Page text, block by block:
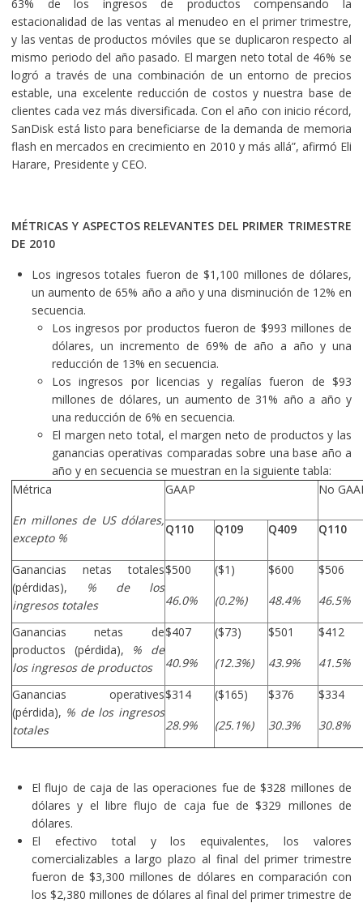
63% de los ingresos de productos compensando la
estacionalidad de las ventas al menudeo en el primer trimestre,
y las ventas de productos móviles que se duplicaron respecto al
mismo periodo del año pasado. El margen neto total de 46% se
logró a través de una combinación de un entorno de precios
estable, una excelente reducción de costos y nuestra base de
clientes cada vez más diversificada. Con el año con inicio récord,
SanDisk está listo para beneficiarse de la demanda de memoria
flash en mercados en crecimiento en 2010 y más allá”, afirmó Eli
Harare, Presidente y CEO.
MÉTRICAS Y ASPECTOS RELEVANTES DEL PRIMER TRIMESTRE
DE 2010
Los ingresos totales fueron de $1,100 millones de dólares,
un aumento de 65% año a año y una disminución de 12% en
secuencia.
Los ingresos por productos fueron de $993 millones de
dólares, un incremento de 69% de año a año y una
reducción de 13% en secuencia.
Los ingresos por licencias y regalías fueron de $93
millones de dólares, un aumento de 31% año a año y
una reducción de 6% en secuencia.
El margen neto total, el margen neto de productos y las
ganancias operativas comparadas sobre una base año a
año y en secuencia se muestran en la siguiente tabla:
Métrica
En millones de US dólares,
excepto %
GAAP No
Q110 Q109 Q409 Q110
Ganancias netas totales
(pérdidas),
% de los
ingresos totales
$500
46.0%
($1)
(0.2%)
$600
48.4%
$506
46.5%
Ganancias netas de
productos (pérdida), % de
los ingresos de productos
$407
40.9%
($73)
(12.3%)
$501
43.9%
$412
41.5%
Ganancias operatives
(pérdida), % de los ingresos
totales
$314
28.9%
($165)
(25.1%)
$376
30.3%
$334
30.8%
El flujo de caja de las operaciones fue de $328 millones de
dólares y el libre flujo de caja fue de $329 millones de
dólares.
El efectivo total y los equivalentes, los valores
comercializables a largo plazo al final del primer trimestre
fueron de $3,300 millones de dólares en comparación con
los $2,380 millones de dólares al final del primer trimestre de